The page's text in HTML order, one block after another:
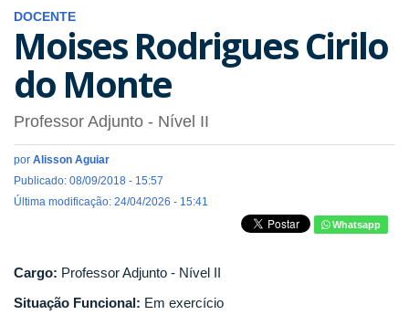
DOCENTE
Moises Rodrigues Cirilo
do Monte
Professor Adjunto - Nível II
por Alisson Aguiar
Publicado: 08/09/2018 - 15:57
Última modificação: 24/04/2026 - 15:41
Whatsapp
Cargo: Professor Adjunto - Nível II
Situação Funcional: Em exercício